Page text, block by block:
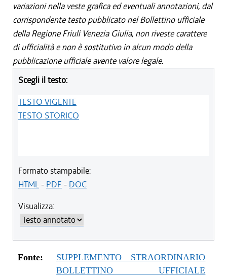
variazioni nella veste grafica ed eventuali annotazioni, dal
corrispondente testo pubblicato nel Bollettino ufficiale
della Regione Friuli Venezia Giulia, non riveste carattere
di ufficialità e non è sostitutivo in alcun modo della
pubblicazione ufficiale avente valore legale.
Scegli il testo:
TESTO VIGENTE
TESTO STORICO
Formato stampabile:
HTML- PDF - DOC
Visualizza:
Fonte:
SUPPLEMENTO STRAORDINARIO
BOLLETTINO UFFICIALE